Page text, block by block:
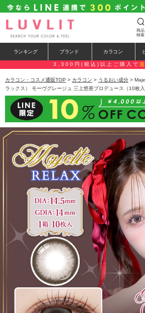
商品
検索
ランキング ブランド カラコン
3,300円(税込)以上ご購入で
カラコン・コスメ通販TOP > カラコン > うるおい成分 >
ラックス） モーヴグレージュ 三上悠亜プロデュース（10枚入